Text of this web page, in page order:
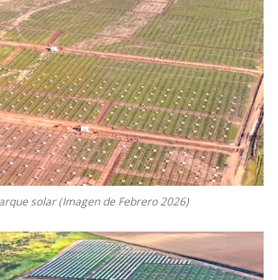
solar (Imagen de Febrero 2026)